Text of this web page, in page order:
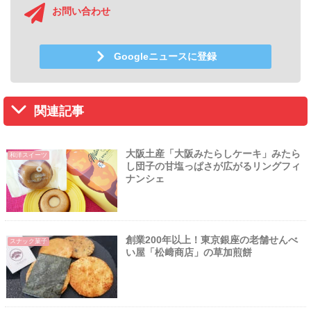
お問い合わせ
Googleニュースに登録
関連記事
和洋スイーツ
大阪土産「大阪みたらしケーキ」みたら
し団子の甘塩っぱさが広がるリングフィ
ナンシェ
スナック菓子
創業200年以上！東京銀座の老舗せんべ
い屋「松﨑商店」の草加煎餅